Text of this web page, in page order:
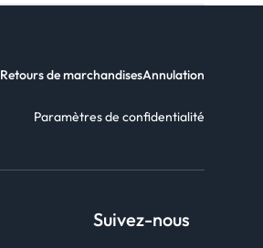
Retours de marchandisesAnnulation
Paramètres de confidentialité
Suivez-nous